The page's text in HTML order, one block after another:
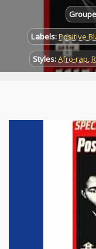
Labels:Positive
Styles:Afro-rap,